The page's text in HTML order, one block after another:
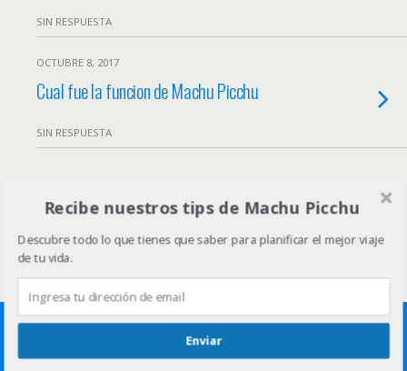
SIN RESPUESTA
OCTUBRE 8, 2017
Cual fue la funcion de Machu Picchu
SIN RESPUESTA
Volver arriba
Móvil Escritorio
Recibe nuestros tips de Machu Picchu
Descubre todo lo que tienes que saber para planificar el mejor viaje
de tu vida.
Enviar